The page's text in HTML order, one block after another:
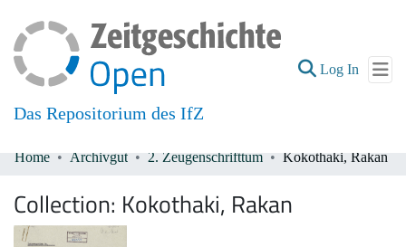
Das Repositorium des IfZ
Log In (current)
All of DSpace
Home Archivgut 2. Zeugenschrifttum Kokothaki, Rakan
Collection: Kokothaki, Rakan